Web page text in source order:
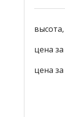
цена
цена